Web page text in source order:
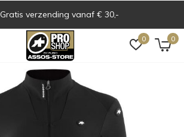
0 0
Gratis verzending vanaf € 30,-